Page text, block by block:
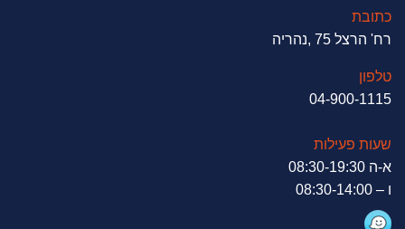
כתובת
רח' הרצל 75 ,נהריה
טלפון
04-900-1115
שעות פעילות
א-ה 08:30-19:30
ו – 08:30-14:00